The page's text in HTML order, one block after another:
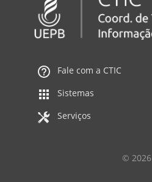
Fale com a CTIC
Sistemas
Serviços
© 2026